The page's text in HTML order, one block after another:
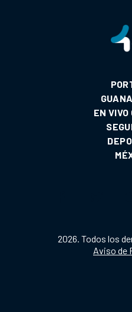
EN VIVO
2026. Todos los
Aviso de